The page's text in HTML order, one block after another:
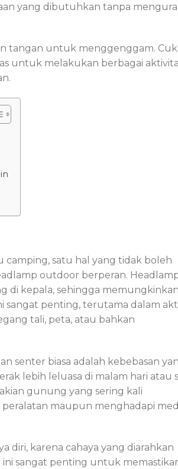
yang dibutuhkan tanpa
tangan untuk menggenggam.
untuk melakukan berbagai
satu hal yang tidak boleh
outdoor berperan.
di kepala, sehingga memungkinkan
penting, terutama dalam
tali, peta, atau bahkan
senter biasa adalah kebebasan
lebih leluasa di malam hari atau
gunung yang sering kali
maupun menghadapi
diri, karena cahaya yang diarahkan
ini sangat penting untuk